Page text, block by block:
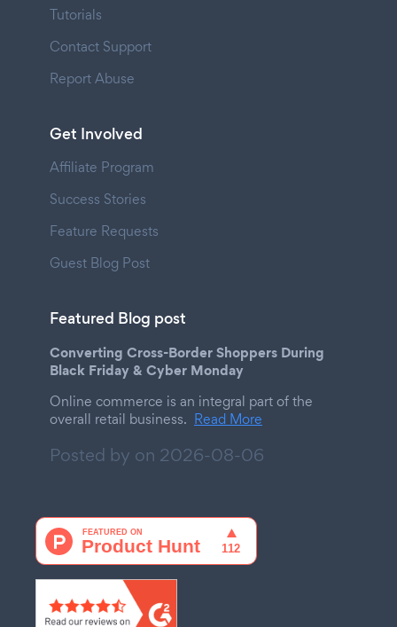
Tutorials
Contact Support
Report Abuse
Get Involved
Affiliate Program
Success Stories
Feature Requests
Guest Blog Post
Featured Blog post
Converting Cross-Border Shoppers During
Black Friday & Cyber Monday
Online commerce is an integral part of the
overall retail business. Read More
Posted by on 2026-08-06